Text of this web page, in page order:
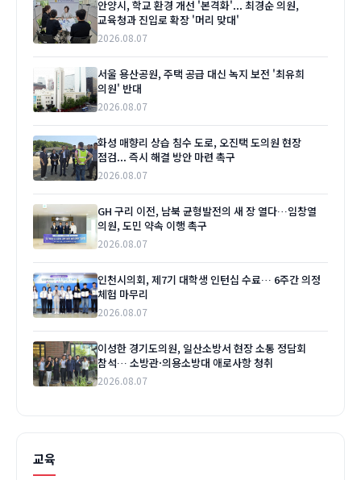
안양시, 학교 환경 개선 '본격화'... 최경순 의원,
교육청과 진입로 확장 '머리 맞대'
2026.08.07
서울 용산공원, 주택 공급 대신 녹지 보전 '최유희
의원' 반대
2026.08.07
화성 매향리 상습 침수 도로, 오진택 도의원 현장
점검... 즉시 해결 방안 마련 촉구
2026.08.07
GH 구리 이전, 남북 균형발전의 새 장 열다…임창열
의원, 도민 약속 이행 촉구
2026.08.07
인천시의회, 제7기 대학생 인턴십 수료… 6주간 의정
체험 마무리
2026.08.07
이성한 경기도의원, 일산소방서 현장 소통 정담회
참석… 소방관·의용소방대 애로사항 청취
2026.08.07
교육